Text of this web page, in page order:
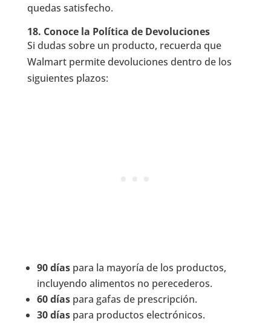
quedas satisfecho.
18. Conoce la Política de Devoluciones
Si dudas sobre un producto, recuerda que
Walmart permite devoluciones dentro de los
siguientes plazos:
90 díaspara la mayoría de los productos,
incluyendo alimentos no perecederos.
60 díaspara gafas de prescripción.
30 díaspara productos electrónicos.